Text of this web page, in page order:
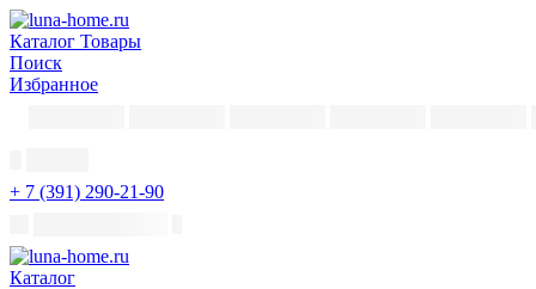
Каталог Товары
Поиск
Избранное
+ 7 (391) 290-21-90
Каталог